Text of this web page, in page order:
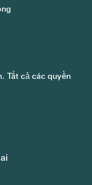
Tất cả các quyền